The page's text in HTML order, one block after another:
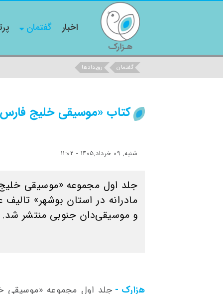
اخبار گفتمان
گفتمان رویدادها
کتاب «موسیقی خلیج
شنبه, 09 خرداد,1405 - 11:02
جلد اول مجموعه «موسیقی
مادرانه در استان بوشهر»
و موسیقی‌دان جنوبی منتشر شد.
هزارک - جلد اول مجموعه «موسیقی